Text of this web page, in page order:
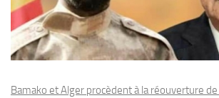
Bamako et Alger procèdent à la réouverture